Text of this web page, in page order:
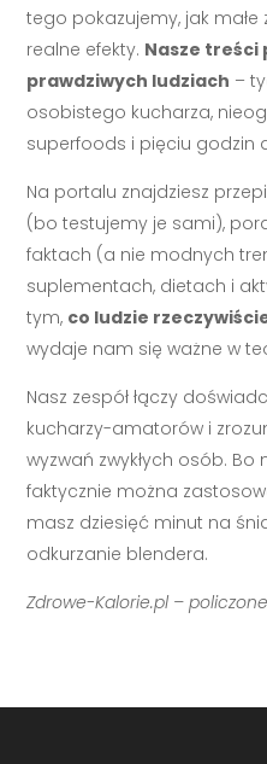
tego pokazujemy, jak
realne efekty. Nasze treści
prawdziwych ludziach –
osobistego kucharza,
superfoods i pięciu godzin
Na portalu znajdziesz
(bo testujemy je sami),
faktach (a nie modnych
suplementach, dietach i
tym, co ludzie
wydaje nam się ważne w
Nasz zespół łączy
kucharzy-amatorów i
wyzwań zwykłych osób.
faktycznie można
masz dziesięć minut na
odkurzanie blendera.
Zdrowe-Kalorie.pl –